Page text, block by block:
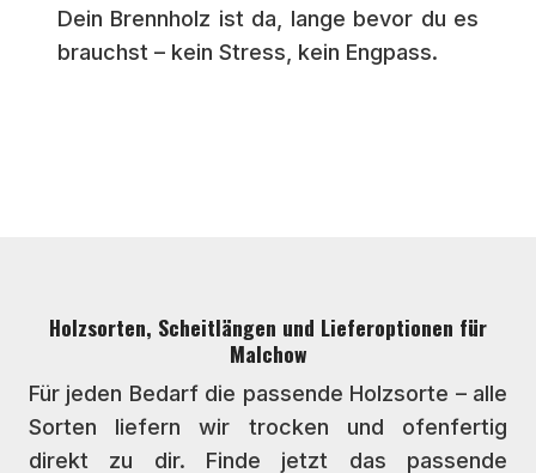
Dein Brennholz ist da, lange bevor du es
brauchst – kein Stress, kein Engpass.
Holzsorten, Scheitlängen und Lieferoptionen für
Malchow
Für jeden Bedarf die passende Holzsorte – alle
Sorten liefern wir trocken und ofenfertig
direkt zu dir. Finde jetzt das passende